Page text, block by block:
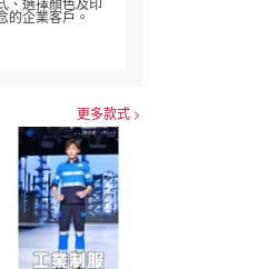
、選擇顏色及印
的企業客戶。
更多款式